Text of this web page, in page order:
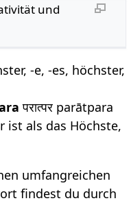
und
-e, -es, höchster,
परात्पर parātpara
ist als das Höchste,
umfangreichen
findest du durch